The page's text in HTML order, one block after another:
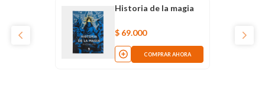
Historia de la magia
$ 69.000
COMPRAR AHORA